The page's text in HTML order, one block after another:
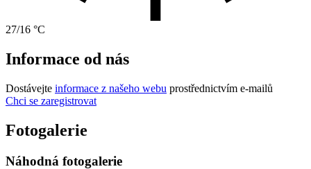
27/16 °C
Informace od nás
Dostávejte informace z našeho webu prostřednictvím e-mailů
Chci se zaregistrovat
Fotogalerie
Náhodná fotogalerie